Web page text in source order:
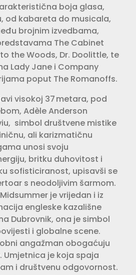
boja glasa,
od kabareta do musicala,
brojnim izvedbama,
The Cabinet
the Woods, Dr. Doolittle, te
Lady Jane i Company
poput The Romanoffs.
visokoj 37 metara, pod
Adèle Anderson
simbol društvene mistike
ali karizmatičnu
unosi svoju
britku duhovitost i
sofisticiranost, upisavši se
s neodoljivim šarmom.
je vrijedan i iz
engleske kazališne
Dubrovnik, ona je simbol
i globalne scene.
angažman obogaćuju
Umjetnica je koja spaja
i društvenu odgovornost.